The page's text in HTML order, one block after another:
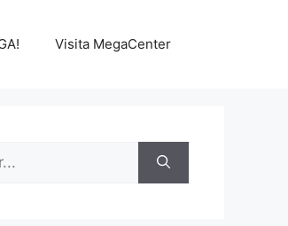
Visita MegaCenter